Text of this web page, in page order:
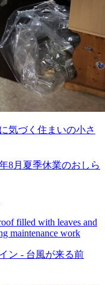
気づく住まいの小さ
ン - 台風が来る前